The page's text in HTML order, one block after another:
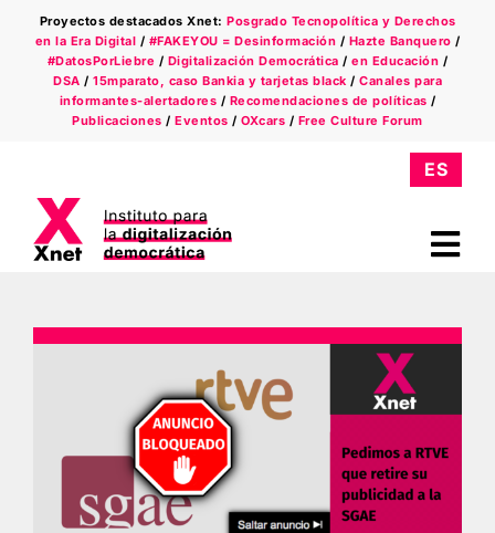
contenido
Proyectos destacados Xnet: Posgrado Tecnopolítica y Derechos
en la Era Digital / #FAKEYOU = Desinformación / Hazte Banquero /
#DatosPorLiebre / Digitalización Democrática /en Educación /
DSA / 15mparato, caso Bankia y tarjetas black / Canales para
informantes-alertadores / Recomendaciones de políticas /
Publicaciones /Eventos /OXcars / Free Culture Forum
Xnet en la prensa